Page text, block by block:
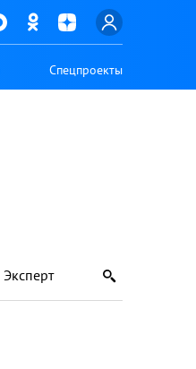
Спецпроекты
Эксперт